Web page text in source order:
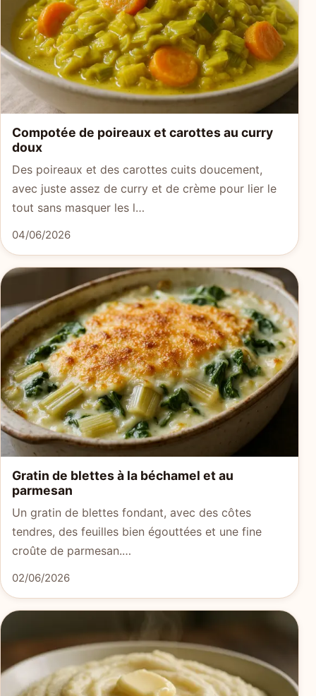
Compotée de poireaux et carottes au curry
doux
Des poireaux et des carottes cuits doucement,
avec juste assez de curry et de crème pour lier le
tout sans masquer les l…
04/06/2026
Gratin de blettes à la béchamel et au
parmesan
Un gratin de blettes fondant, avec des côtes
tendres, des feuilles bien égouttées et une fine
croûte de parmesan.…
02/06/2026